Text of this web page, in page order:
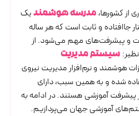
از کشورها، مدرسههوشمندیک
جاافتاده و ثابت است که هر ساله
و پیشرفت‌های مهم می‌شود. از
سیستممدیریت
هوشمند و نرم‌افزار مدیریت نیروی
شده و به همین سبب، دارای
پیشرفت آموزشی هستند. در ادامه به
آموزشی جهان می‌پردازیم.